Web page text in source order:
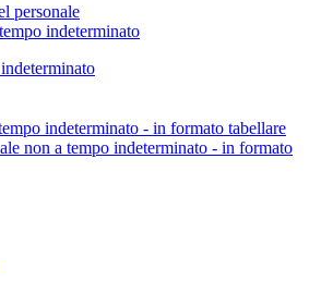
personale
indeterminato
indeterminato - in formato tabellare
non a tempo indeterminato - in formato